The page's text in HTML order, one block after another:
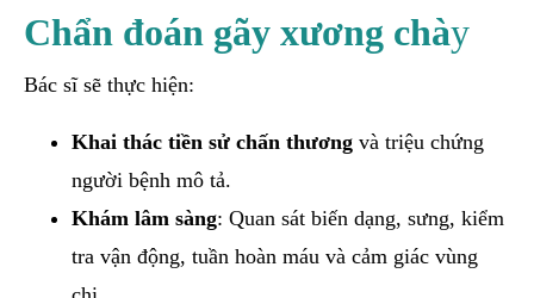
Chẩn đoán gãy xương chày
Bác sĩ sẽ thực hiện:
Khai thác tiền sử chấn thương và triệu chứng
người bệnh mô tả.
Khám lâm sàng: Quan sát biến dạng, sưng, kiểm
tra vận động, tuần hoàn máu và cảm giác vùng